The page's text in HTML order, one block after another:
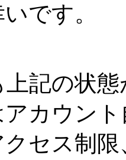
です。
記の状態
アカウント
セス制限